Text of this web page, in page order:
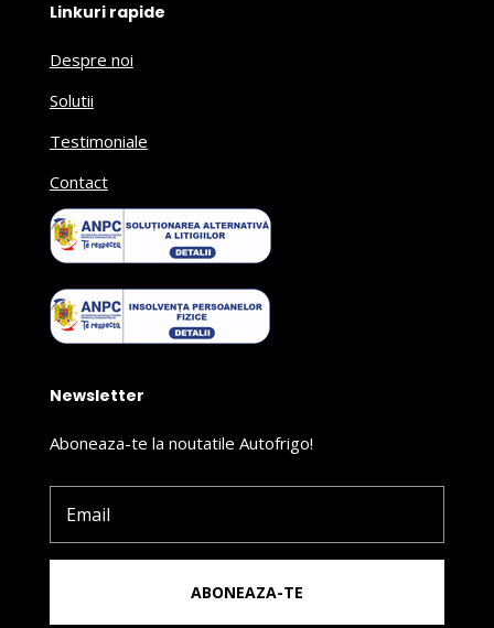
Linkuri rapide
Despre noi
Solutii
Testimoniale
Contact
Newsletter
Aboneaza-te la noutatile Autofrigo!
ABONEAZA-TE